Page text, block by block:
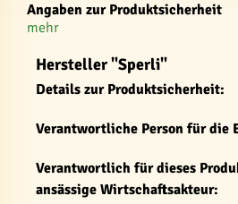
Angaben zur Produktsicherheit
mehr
Hersteller "Sperli"
Details zur Produktsicherheit:
Verantwortliche Person für die
Verantwortlich für dieses
ansässige Wirtschaftsakteur: